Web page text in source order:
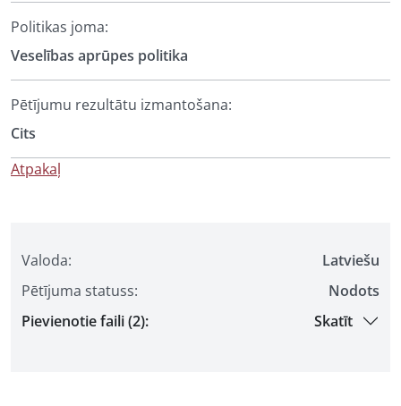
Valoda:
Latviešu
Pētījuma statuss:
Nodots
Pievienotie faili (2):
Skatīt
Politikas joma:
Veselības aprūpes politika
Pētījumu rezultātu izmantošana:
Cits
Atpakaļ